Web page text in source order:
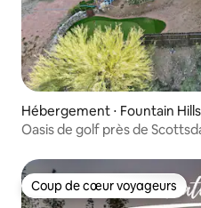
Hébergement ⋅ Fountain Hills
Oasis de golf près de
Coup de cœur voyageurs
Coup de cœur voyageurs